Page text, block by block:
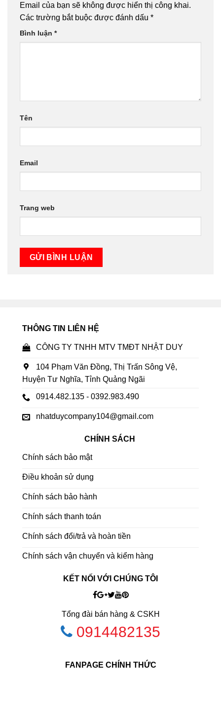
Email của bạn sẽ không được hiển thị công khai.
Các trường bắt buộc được đánh dấu *
Bình luận *
Tên
Email
Trang web
THÔNG TIN LIÊN HỆ
CÔNG TY TNHH MTV TMĐT NHẬT DUY
104 Phạm Văn Đồng, Thị Trấn Sông Vệ,
Huyện Tư Nghĩa, Tỉnh Quảng Ngãi
0914.482.135 - 0392.983.490
nhatduycompany104@gmail.com
CHÍNH SÁCH
Chính sách bảo mật
Điều khoản sử dụng
Chính sách bảo hành
Chính sách thanh toán
Chính sách đổi/trả và hoàn tiền
Chính sách vận chuyển và kiểm hàng
KẾT NỐI VỚI CHÚNG TÔI
Tổng đài bán hàng & CSKH
0914482135
FANPAGE CHÍNH THỨC